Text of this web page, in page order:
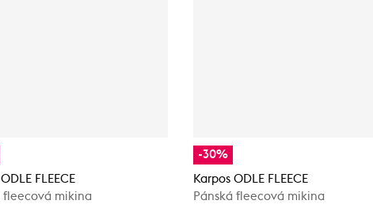
FLEECE
fleecová mikina
-30%
Karpos ODLE FLEECE
Pánská fleecová mikina